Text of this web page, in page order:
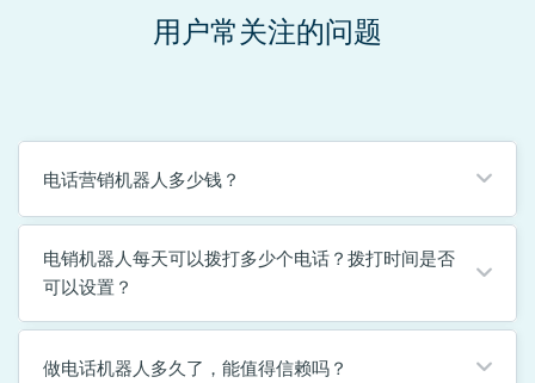
用户常关注的问题
电话营销机器人多少钱？
电销机器人每天可以拨打多少个电话？拨打时间是否
可以设置？
做电话机器人多久了，能值得信赖吗？